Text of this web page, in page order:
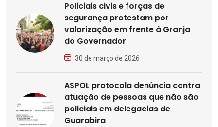
Policiais civis e forças de
segurança protestam por
valorização em frente à Granja
do Governador
30 de março de 2026
ASPOL protocola denúncia contra
atuação de pessoas que não são
policiais em delegacias de
Guarabira